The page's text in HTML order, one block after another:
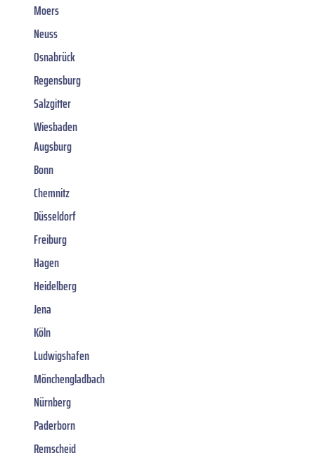
Moers
Neuss
Osnabrück
Regensburg
Salzgitter
Wiesbaden
Augsburg
Bonn
Chemnitz
Düsseldorf
Freiburg
Hagen
Heidelberg
Jena
Köln
Ludwigshafen
Mönchengladbach
Nürnberg
Paderborn
Remscheid